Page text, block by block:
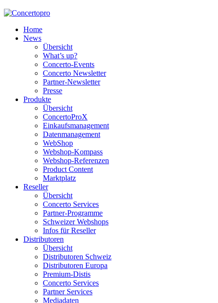
Home
News
Übersicht
What’s up?
Concerto-Events
Concerto Newsletter
Partner-Newsletter
Presse
Produkte
Übersicht
ConcertoProX
Einkaufsmanagement
Datenmanagement
WebShop
Webshop-Kompass
Webshop-Referenzen
Product Content
Marktplatz
Reseller
Übersicht
Concerto Services
Partner-Programme
Schweizer Webshops
Infos für Reseller
Distributoren
Übersicht
Distributoren Schweiz
Distributoren Europa
Premium-Distis
Concerto Services
Partner Services
Mediadaten